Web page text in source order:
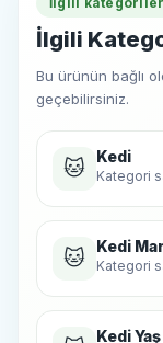
İlgili
Bu ürünün bağlı
geçebilirsiniz.
🐱 Kedi
Kategori
🐱 Kedi
Kategori
Kedi